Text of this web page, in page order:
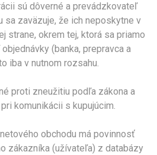
sú dôverné a prevádzkovateľ
sa zaväzuje, že ich neposkytne v
strane, okrem tej, ktorá sa priamo
(banka, prepravca a
iba v nutnom rozsahu.
proti zneužitiu podľa zákona a
komunikácii s kupujúcim.
obchodu má povinnosť
zákazníka (užívateľa) z databázy